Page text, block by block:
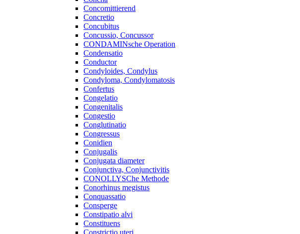
Concomittierend
Concretio
Concubitus
Concussio, Concussor
CONDAMINsche Operation
Condensatio
Conductor
Condyloides, Condylus
Condyloma, Condylomatosis
Confertus
Congelatio
Congenitalis
Congestio
Conglutinatio
Congressus
Conidien
Conjugalis
Conjugata diameter
Conjunctiva, Conjunctivitis
CONOLLYSChe Methode
Conorhinus megistus
Conquassatio
Consperge
Constipatio alvi
Constituens
Constrictio uteri